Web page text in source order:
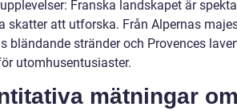
Franska landskapet är
skatter att utforska. Från Alpernas
bländande stränder och Provences
utomhusentusiaster.
mätningar